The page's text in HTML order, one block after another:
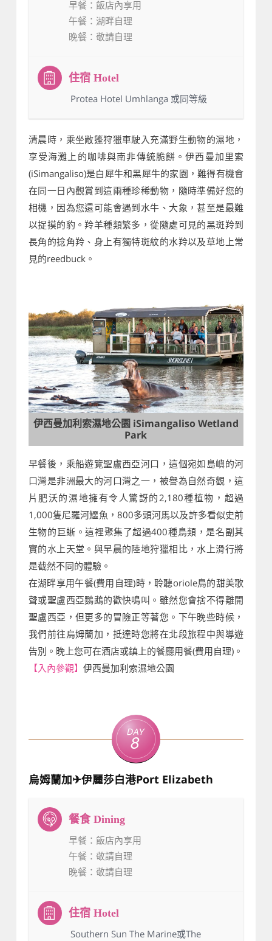
早餐 ：飯店內享用
午餐 ：湖畔自理
晚餐 ：敬請自理
：Protea Hotel Umhlanga 或同等級
清晨時，乘坐敞篷狩獵車駛入充滿野生動物的濕地，
享受海灘上的咖啡與南非傳統脆餅。伊西曼加里索
(iSimangaliso)是白犀牛和黑犀牛的家園，難得有機會
在同一日內觀賞到這兩種珍稀動物，隨時準備好您的
相機，因為您還可能會遇到水牛、大象，甚至是最難
以捉摸的豹。羚羊種類繁多，從隨處可見的黑斑羚到
長角的捻角羚、身上有獨特斑紋的水羚以及草地上常
見的reedbuck。
伊西曼加利索濕地公園 iSimangaliso Wetland
Park
早餐後，乘船遊覽聖盧西亞河口，這個宛如島嶼的河
口灣是非洲最大的河口灣之一，被譽為自然奇觀，這
片肥沃的濕地擁有令人驚訝的2,180種植物，超過
1,000隻尼羅河鱷魚，800多頭河馬以及許多看似史前
生物的巨蜥。這裡聚集了超過400種鳥類，是名副其
實的水上天堂。與早晨的陸地狩獵相比，水上滑行將
是截然不同的體驗。
在湖畔享用午餐(費用自理)時，聆聽oriole鳥的甜美歌
聲或聖盧西亞鸚鵡的歡快鳴叫。雖然您會捨不得離開
聖盧西亞，但更多的冒險正等著您。下午晚些時候，
我們前往烏姆蘭加，抵達時您將在北段旅程中與導遊
告別。晚上您可在酒店或鎮上的餐廳用餐(費用自理)。
【入內參觀】 伊西曼加利索濕地公園
Day
8
烏姆蘭加✈伊麗莎白港Port Elizabeth
早餐 ：飯店內享用
午餐 ：敬請自理
晚餐 ：敬請自理
：Southern Sun The Marine或The